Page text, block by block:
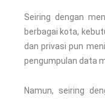
Seiring dengan
berbagai kota,
dan privasi pun
pengumpulan data
Namun, seiring